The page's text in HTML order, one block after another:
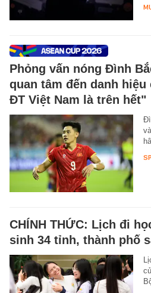
Phỏng vấn nóng Đình
quan tâm đến danh hiệu
ĐT Việt Nam là trên hết"
CHÍNH THỨC: Lịch đi
sinh 34 tỉnh, thành phố